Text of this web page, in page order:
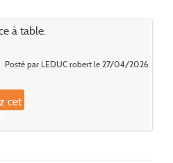
à table.
Posté par LEDUC robert le 27/04/2026
cet